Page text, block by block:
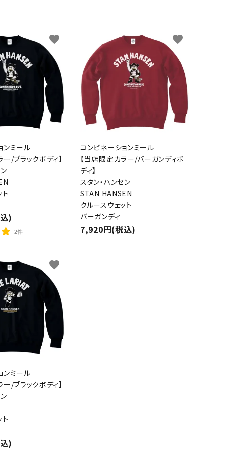
ンミール
/ブラックボディ】
)
2件
favorite
コンビネーションミール
【当店限定カラー/バーガンディボ
ディ】
スタン・ハンセン
STAN HANSEN
クルースウェット
バーガンディ
7,920円(税込)
favorite
ンミール
/ブラックボディ】
)
favorite